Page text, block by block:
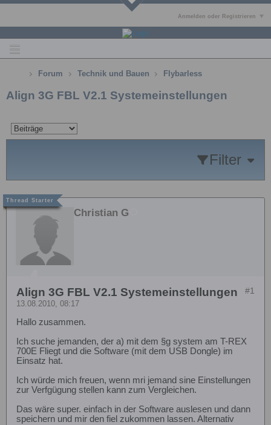
Anmelden oder Registrieren
Forum Technik und Bauen Flybarless
Align 3G FBL V2.1 Systemeinstellungen
Filter
Christian G
#1
Align 3G FBL V2.1 Systemeinstellungen
13.08.2010, 08:17
Hallo zusammen.
Ich suche jemanden, der a) mit dem §g system am T-REX
700E Fliegt und die Software (mit dem USB Dongle) im
Einsatz hat.
Ich würde mich freuen, wenn mri jemand sine Einstellungen
zur Verfgügung stellen kann zum Vergleichen.
Das wäre super. einfach in der Software auslesen und dann
speichern und mir den fiel zukommen lassen. Alternativ